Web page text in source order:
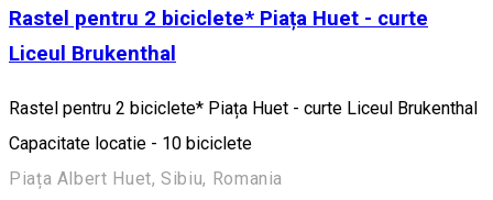
Rastel pentru 2 biciclete* Piața Huet - curte
Liceul Brukenthal
Rastel pentru 2 biciclete* Piața Huet - curte Liceul Brukenthal
Capacitate locatie - 10 biciclete
Piața Albert Huet, Sibiu, Romania